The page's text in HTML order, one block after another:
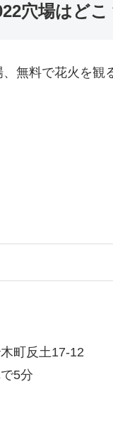
穴場はどこ
無料で花火を観
町反土17-12
5分